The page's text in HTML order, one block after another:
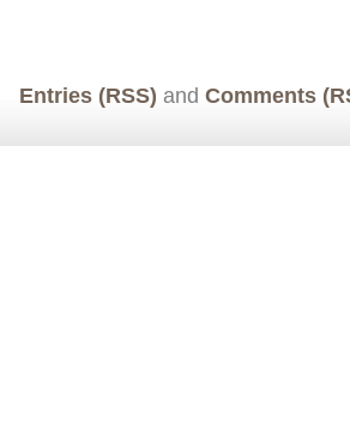
Entries (RSS) and Comments